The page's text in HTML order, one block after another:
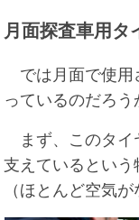
月面探査車用タ
では月面で使用
っているのだろう
まず、このタイ
支えているとい
（ほとんど空気